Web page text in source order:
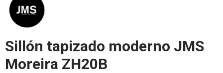
Sillón tapizado moderno JMS
Moreira ZH20B